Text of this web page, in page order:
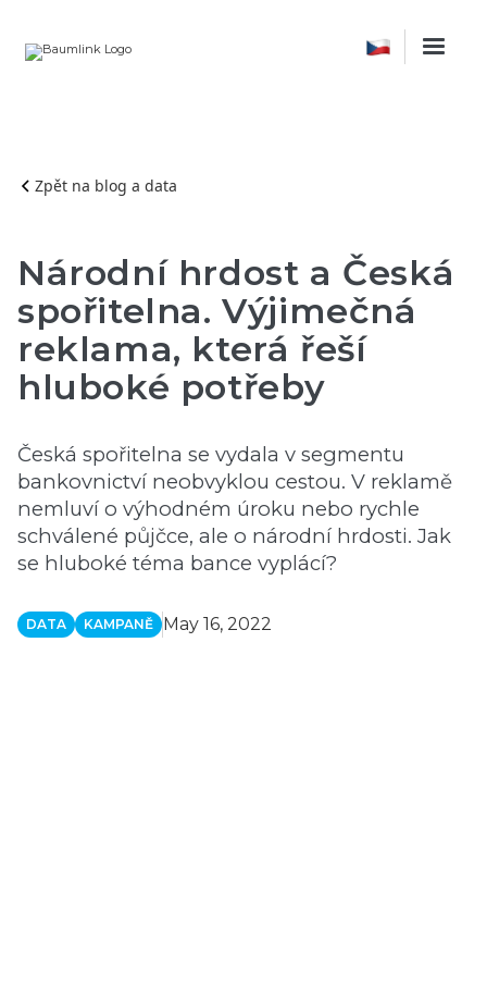
Zpět na blog a data
Národní hrdost a Česká
spořitelna. Výjimečná
reklama, která řeší
hluboké potřeby
Česká spořitelna se vydala v segmentu
bankovnictví neobvyklou cestou. V reklamě
nemluví o výhodném úroku nebo rychle
schválené půjčce, ale o národní hrdosti. Jak
se hluboké téma bance vyplácí?
DATA KAMPANĚ May 16, 2022